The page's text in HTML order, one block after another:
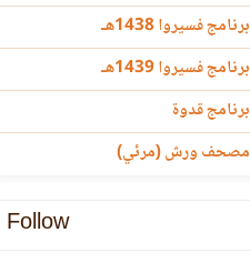
برنامج فسيروا 1438هـ
برنامج فسيروا 1439هـ
برنامج قدوة
مصحف ورش (مرئي)
Follow